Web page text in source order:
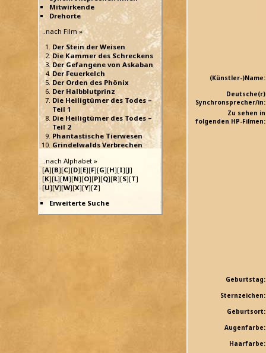
Mitwirkende
Drehorte
..nach Film »
Der Stein der Weisen
Die Kammer des Schreckens
Der Gefangene von Askaban
Der Feuerkelch
Der Orden des Phönix
Der Halbblutprinz
Die Heiligtümer des Todes –
Teil 1
Die Heiligtümer des Todes –
Teil 2
Phantastische Tierwesen
Grindelwalds Verbrechen
..nach Alphabet »
[A][B][C][D][E][F][G][H][I][J]
[K][L][M][N][O][P][Q][R][S][T]
[U][V][W][X][Y][Z]
Erweiterte Suche
(Künstler-)Name:
Deutsche(r)
Synchronsprecher/in:
Zu sehen in
folgenden HP-Filmen:
Geburtstag:
Sternzeichen:
Geburtsort:
Augenfarbe:
Haarfarbe: